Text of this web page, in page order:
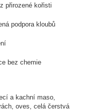
přirozené kořisti
podpora kloubů
bez chemie
a kachní maso,
oves, celá čerstvá